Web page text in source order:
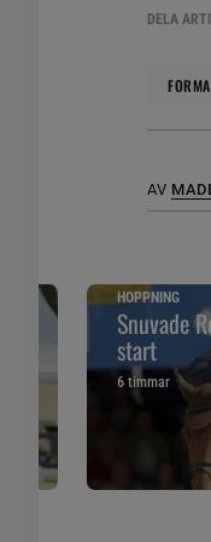
DELA
AV
HOPPNING
Snuvade
start
6 timmar